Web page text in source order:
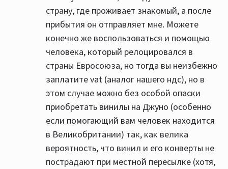
страну, где проживает знакомый, а после
прибытия он отправляет мне. Можете
конечно же воспользоваться и помощью
человека, который релоцировался в
страны Евросоюза, но тогда вы неизбежно
заплатите vat (аналог нашего ндс), но в
этом случае можно без особой опаски
приобретать винилы на Джуно (особенно
если помогающий вам человек находится
в Великобритании) так, как велика
вероятность, что винил и его конверты не
пострадают при местной пересылке (хотя,